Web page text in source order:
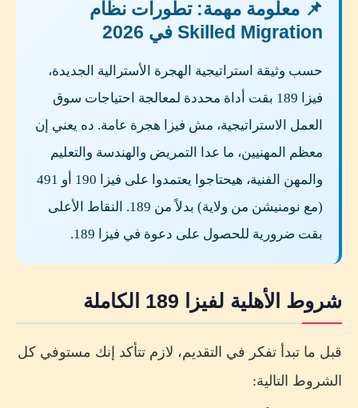
📌 معلومة مهمة: تطورات نظام
Skilled Migration في 2026
حسب وثيقة استراتيجية الهجرة الأسترالية الجديدة،
فيزا 189 بقت أداة محددة لمعالجة احتياجات سوق
العمل الاستراتيجية، مش فيزا هجرة عامة. ده يعني إن
معظم المهنيين، ما عدا التمريض والهندسة والتعليم
والمهن الفنية، هيحتاجوا يعتمدوا على فيزا 190 أو 491
(مع نومنيشن من ولاية) بدلاً من 189. النقاط الأعلى
بقت ضرورية للحصول على دعوة في فيزا 189.
شروط الأهلية لفيزا 189 الكاملة
قبل ما تبدأ تفكر في التقديم، لازم تتأكد إنك مستوفي كل
الشروط التالية: